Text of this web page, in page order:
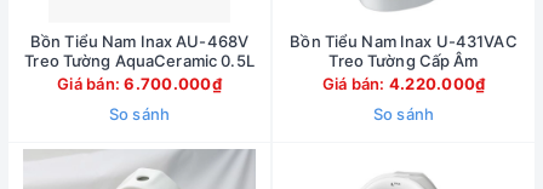
Bồn Tiểu Nam Inax AU-468V
Treo Tường AquaCeramic 0.5L
Giá bán:6.700.000₫
So sánh
Bồn Tiểu Nam Inax U-431VAC
Treo Tường Cấp Âm
Giá bán: 4.220.000₫
So sánh